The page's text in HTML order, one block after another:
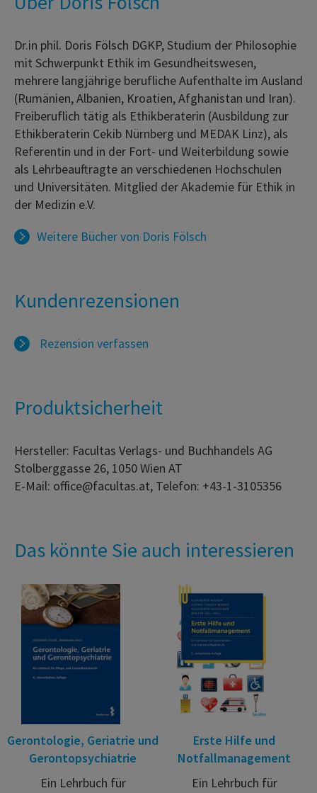
Dr.in phil. Doris Fölsch DGKP, Studium der Philosophie
mit Schwerpunkt Ethik im Gesundheitswesen,
mehrere langjährige berufliche Aufenthalte im Ausland
(Rumänien, Albanien, Kroatien, Afghanistan und Iran).
Freiberuflich tätig als Ethikberaterin (Ausbildung zur
Ethikberaterin Cekib Nürnberg und MEDAK Linz), als
Referentin und in der Fort- und Weiterbildung sowie
als Lehrbeauftragte an verschiedenen Hochschulen
und Universitäten. Mitglied der Akademie für Ethik in
der Medizin e.V.
Weitere Bücher von Doris Fölsch
Kundenrezensionen
Rezension verfassen
Produktsicherheit
Hersteller: Facultas Verlags- und Buchhandels AG
Stolberggasse 26, 1050 Wien AT
E-Mail: office@facultas.at, Telefon: +43-1-3105356
Das könnte Sie auch interessieren
Gerontologie, Geriatrie und
Gerontopsychiatrie
Ein Lehrbuch für
Erste Hilfe und
Notfallmanagement
Ein Lehrbuch für